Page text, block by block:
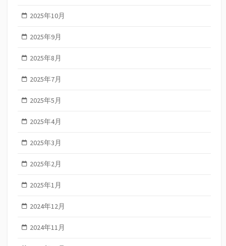
2025年10月
2025年9月
2025年8月
2025年7月
2025年5月
2025年4月
2025年3月
2025年2月
2025年1月
2024年12月
2024年11月